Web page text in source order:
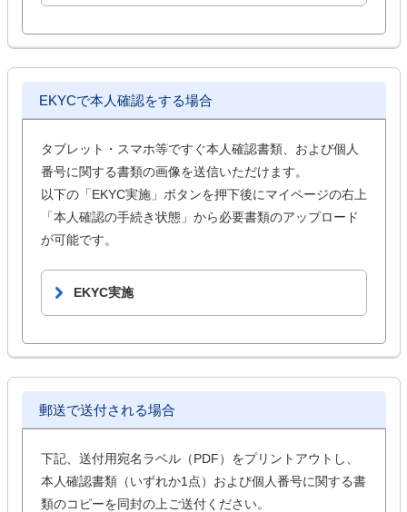
EKYCで本人確認をする場合
タブレット・スマホ等ですぐ本人確認書類、および個人
番号に関する書類の画像を送信いただけます。
以下の「EKYC実施」ボタンを押下後にマイページの右上
「本人確認の手続き状態」から必要書類のアップロード
が可能です。
EKYC実施
郵送で送付される場合
下記、送付用宛名ラベル（PDF）をプリントアウトし、
本人確認書類（いずれか1点）および個人番号に関する書
類のコピーを同封の上ご送付ください。